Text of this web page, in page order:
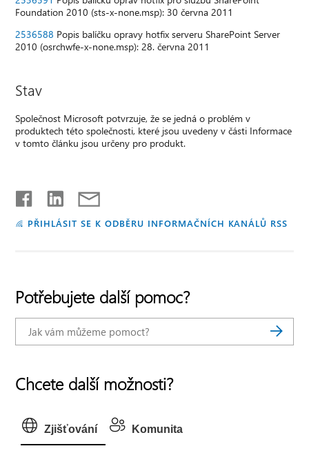
Foundation 2010 (sts-x-none.msp): 30 června 2011
2536588 Popis balíčku opravy hotfix serveru SharePoint Server
2010 (osrchwfe-x-none.msp): 28. června 2011
Stav
Společnost Microsoft potvrzuje, že se jedná o problém v
produktech této společnosti, které jsou uvedeny v části Informace
v tomto článku jsou určeny pro produkt.
PŘIHLÁSIT SE K ODBĚRU INFORMAČNÍCH KANÁLŮ RSS
Potřebujete další pomoc?
Chcete další možnosti?
Zjišťování Komunita